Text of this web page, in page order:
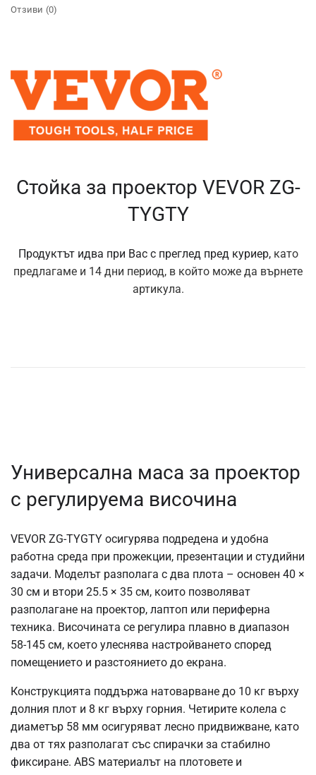
Отзиви (0)
Стойка за проектор VEVOR ZG-
TYGTY
Продуктът идва при Вас с преглед пред куриер, като
предлагаме и 14 дни период, в който може да върнете
артикула.
Универсална маса за проектор
с регулируема височина
VEVOR ZG-TYGTY осигурява подредена и удобна
работна среда при прожекции, презентации и студийни
задачи. Моделът разполага с два плота – основен 40 ×
30 см и втори 25.5 × 35 см, които позволяват
разполагане на проектор, лаптоп или периферна
техника. Височината се регулира плавно в диапазон
58-145 см, което улеснява настройването според
помещението и разстоянието до екрана.
Конструкцията поддържа натоварване до 10 кг върху
долния плот и 8 кг върху горния. Четирите колела с
диаметър 58 мм осигуряват лесно придвижване, като
два от тях разполагат със спирачки за стабилно
фиксиране. ABS материалът на плотовете и